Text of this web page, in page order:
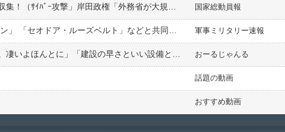
国家総動員報
軍事ミリタリー速報
おーるじゃんる
話題の動画
おすすめ動画